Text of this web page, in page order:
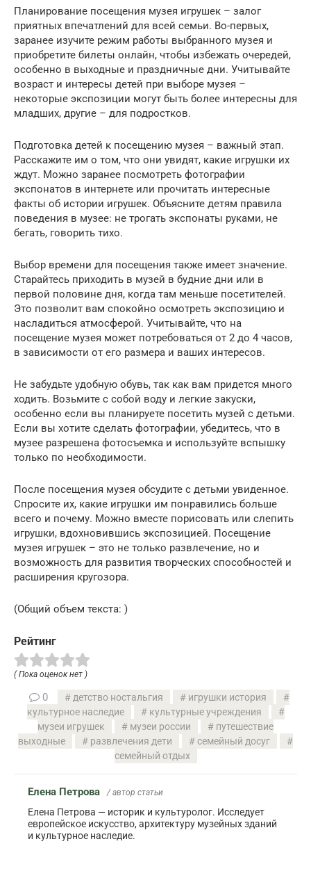
Планирование посещения музея игрушек – залог
приятных впечатлений для всей семьи. Во-первых,
заранее изучите режим работы выбранного музея и
приобретите билеты онлайн, чтобы избежать очередей,
особенно в выходные и праздничные дни. Учитывайте
возраст и интересы детей при выборе музея –
некоторые экспозиции могут быть более интересны для
младших, другие – для подростков.
Подготовка детей к посещению музея – важный этап.
Расскажите им о том, что они увидят, какие игрушки их
ждут. Можно заранее посмотреть фотографии
экспонатов в интернете или прочитать интересные
факты об истории игрушек. Объясните детям правила
поведения в музее: не трогать экспонаты руками, не
бегать, говорить тихо.
Выбор времени для посещения также имеет значение.
Старайтесь приходить в музей в будние дни или в
первой половине дня, когда там меньше посетителей.
Это позволит вам спокойно осмотреть экспозицию и
насладиться атмосферой. Учитывайте, что на
посещение музея может потребоваться от 2 до 4 часов,
в зависимости от его размера и ваших интересов.
Не забудьте удобную обувь, так как вам придется много
ходить. Возьмите с собой воду и легкие закуски,
особенно если вы планируете посетить музей с детьми.
Если вы хотите сделать фотографии, убедитесь, что в
музее разрешена фотосъемка и используйте вспышку
только по необходимости.
После посещения музея обсудите с детьми увиденное.
Спросите их, какие игрушки им понравились больше
всего и почему. Можно вместе порисовать или слепить
игрушки, вдохновившись экспозицией. Посещение
музея игрушек – это не только развлечение, но и
возможность для развития творческих способностей и
расширения кругозора.
(Общий объем текста: )
Рейтинг
( Пока оценок нет )
0 детство ностальгия
игрушки история
культурное наследие
культурные учреждения
музеи игрушек
музеи россии
путешествие
выходные
развлечения дети
семейный досуг
семейный отдых
Елена Петрова / автор статьи
Елена Петрова — историк и культуролог. Исследует
европейское искусство, архитектуру музейных зданий
и культурное наследие.